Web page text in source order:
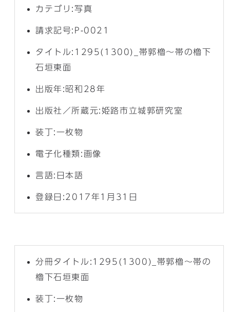
カテゴリ:写真
請求記号:P-0021
タイトル:1295(1300)_帯郭櫓～帯の櫓下
石垣東面
出版年:昭和28年
出版社／所蔵元:姫路市立城郭研究室
装丁:一枚物
電子化種類:画像
言語:日本語
登録日:2017年1月31日
分冊タイトル:1295(1300)_帯郭櫓～帯の
櫓下石垣東面
装丁:一枚物